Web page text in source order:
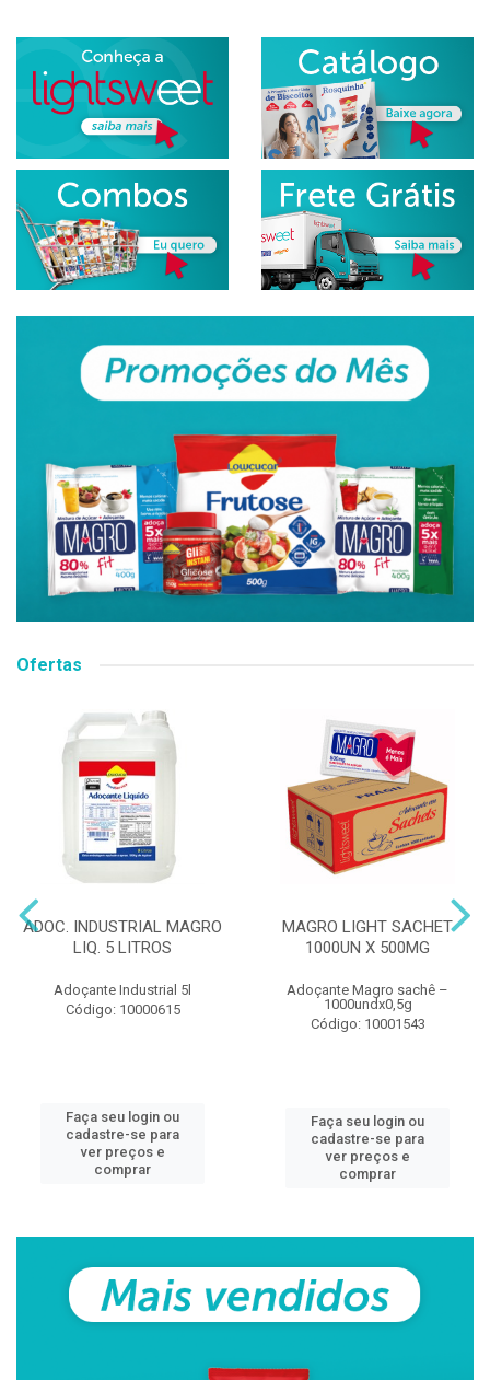
Ofertas
ADOC. INDUSTRIAL MAGRO
LIQ. 5 LITROS
Adoçante Industrial 5l
Código: 10000615
Faça seu login ou
cadastre-se para
ver preços e
comprar
MAGRO LIGHT SACHET
1000UN X 500MG
Adoçante Magro sachê –
1000undx0,5g
Código: 10001543
Faça seu login ou
cadastre-se para
ver preços e
comprar